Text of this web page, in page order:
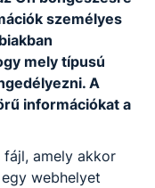
személyes
mely típusú
A
információkat a
amely akkor
webhelyet